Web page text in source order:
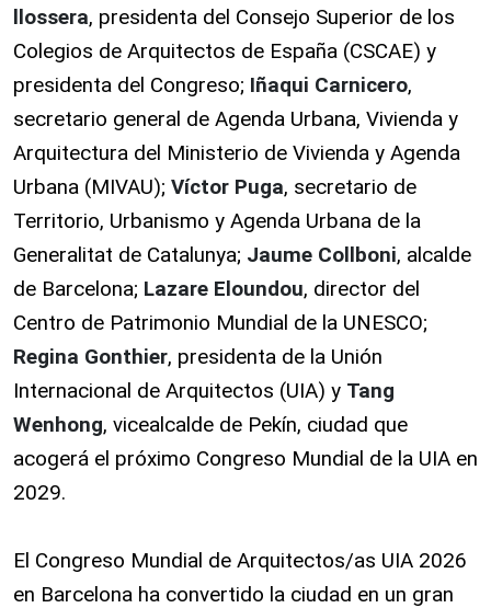
llossera, presidenta del Consejo Superior de los
Colegios de Arquitectos de España (CSCAE) y
presidenta del Congreso; Iñaqui Carnicero,
secretario general de Agenda Urbana, Vivienda y
Arquitectura del Ministerio de Vivienda y Agenda
Urbana (MIVAU); Víctor Puga, secretario de
Territorio, Urbanismo y Agenda Urbana de la
Generalitat de Catalunya; Jaume Collboni, alcalde
de Barcelona; Lazare Eloundou, director del
Centro de Patrimonio Mundial de la UNESCO;
Regina Gonthier, presidenta de la Unión
Internacional de Arquitectos (UIA) y Tang
Wenhong, vicealcalde de Pekín, ciudad que
acogerá el próximo Congreso Mundial de la UIA en
2029.
El Congreso Mundial de Arquitectos/as UIA 2026
en Barcelona ha convertido la ciudad en un gran